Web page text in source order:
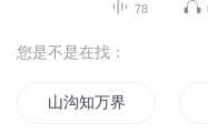
78
您是不是在找：
山沟知万界